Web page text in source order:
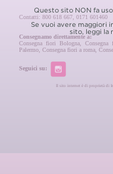
Contatti: 800 618 667, 0171 601460
Consegnamo direttamente a:
Consegna fiori Bologna
Palermo ,Consegna fiori a roma ,
Seguici su:
Il sito internet è di proprietà di
Questo sito NON fa
Se vuoi avere maggiori
sito, leggi la